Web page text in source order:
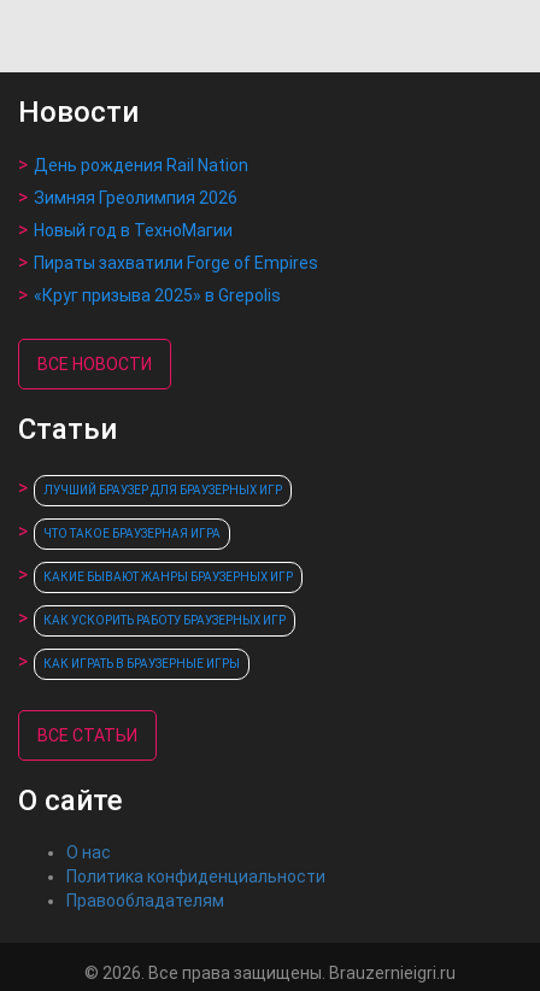
Новости
День рождения Rail Nation
Зимняя Греолимпия 2026
Новый год в ТехноМагии
Пираты захватили Forge of Empires
«Круг призыва 2025» в Grepolis
ВСЕ НОВОСТИ
Статьи
ЛУЧШИЙ БРАУЗЕР ДЛЯ БРАУЗЕРНЫХ ИГР
ЧТО ТАКОЕ БРАУЗЕРНАЯ ИГРА
КАКИЕ БЫВАЮТ ЖАНРЫ БРАУЗЕРНЫХ ИГР
КАК УСКОРИТЬ РАБОТУ БРАУЗЕРНЫХ ИГР
КАК ИГРАТЬ В БРАУЗЕРНЫЕ ИГРЫ
ВСЕ СТАТЬИ
О сайте
О нас
Политика конфиденциальности
Правообладателям
© 2026. Все права защищены. Brauzernieigri.ru